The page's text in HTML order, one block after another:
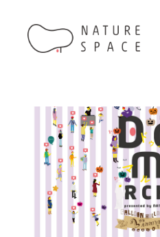
PARTY』